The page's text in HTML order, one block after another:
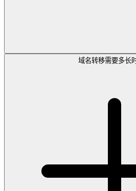
域名转移需要多长